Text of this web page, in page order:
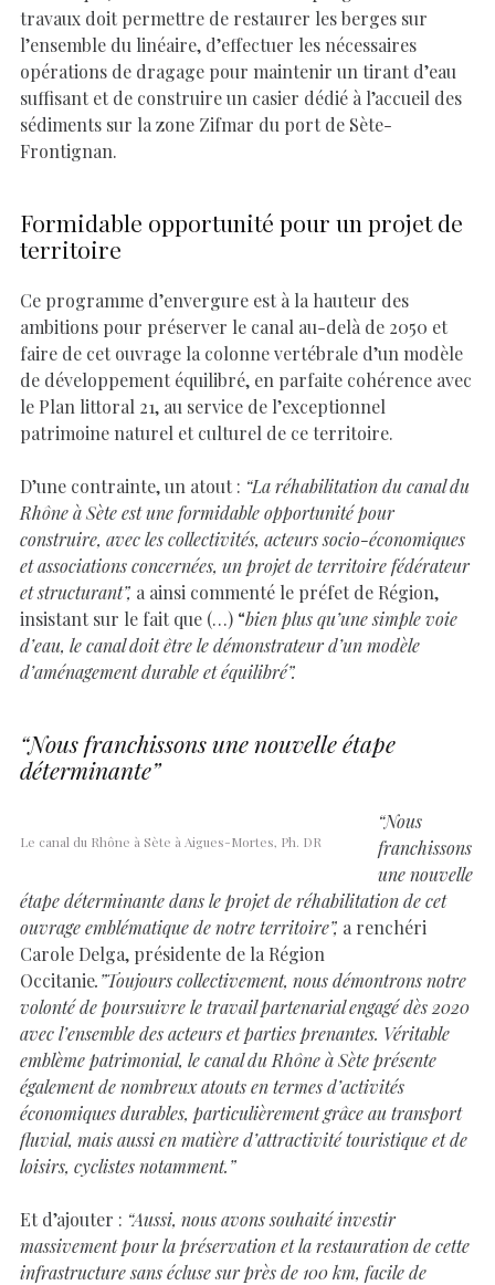
travaux doit permettre de restaurer les berges sur
l’ensemble du linéaire, d’effectuer les nécessaires
opérations de dragage pour maintenir un tirant d’eau
suffisant et de construire un casier dédié à l’accueil des
sédiments sur la zone Zifmar du port de Sète-
Frontignan.
Formidable opportunité pour un projet de
territoire
Ce programme d’envergure est à la hauteur des
ambitions pour préserver le canal au-delà de 2050 et
faire de cet ouvrage la colonne vertébrale d’un modèle
de développement équilibré, en parfaite cohérence avec
le Plan littoral 21, au service de l’exceptionnel
patrimoine naturel et culturel de ce territoire.
D’une contrainte, un atout : “La réhabilitation du canal du
Rhône à Sète est une formidable opportunité pour
construire, avec les collectivités, acteurs socio-économiques
et associations concernées, un projet de territoire fédérateur
et structurant”, a ainsi commenté le préfet de Région,
insistant sur le fait que (…) “bien plus qu’une simple voie
d’eau, le canal doit être le démonstrateur d’un modèle
d’aménagement durable et équilibré”.
“Nous franchissons une nouvelle étape
déterminante”
Le canal du Rhône à Sète à Aigues-Mortes, Ph. DR
“Nous
franchissons
une nouvelle
étape déterminante dans le projet de réhabilitation de cet
ouvrage emblématique de notre territoire”, a renchéri
Carole Delga, présidente de la Région
Occitanie.”Toujours collectivement, nous démontrons notre
volonté de poursuivre le travail partenarial engagé dès 2020
avec l’ensemble des acteurs et parties prenantes. Véritable
emblème patrimonial, le canal du Rhône à Sète présente
également de nombreux atouts en termes d’activités
économiques durables, particulièrement grâce au transport
fluvial, mais aussi en matière d’attractivité touristique et de
loisirs, cyclistes notamment.”
Et d’ajouter : “Aussi, nous avons souhaité investir
massivement pour la préservation et la restauration de cette
infrastructure sans écluse sur près de 100 km, facile de